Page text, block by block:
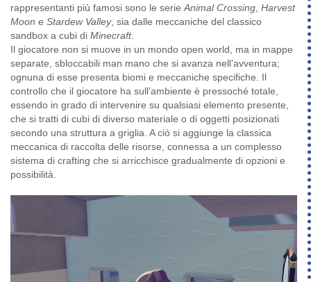
rappresentanti più famosi sono le serie Animal Crossing Harvest
Moon e Stardew Valley, sia dalle meccaniche del classico
sandbox a cubi di Minecraft.
Il giocatore non si muove in un mondo open world, ma in mappe
separate, sbloccabili man mano che si avanza nell’avventura;
ognuna di esse presenta biomi e meccaniche specifiche. Il
controllo che il giocatore ha sull’ambiente è pressoché totale,
essendo in grado di intervenire su qualsiasi elemento presente,
che si tratti di cubi di diverso materiale o di oggetti posizionati
secondo una struttura a griglia. A ciò si aggiunge la classica
meccanica di raccolta delle risorse, connessa a un complesso
sistema di crafting che si arricchisce gradualmente di opzioni e
possibilità.